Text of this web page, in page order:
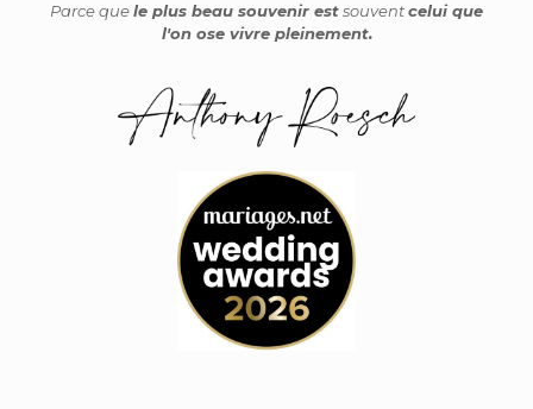
Parce quele plus beau souvenir estsouventcelui que
l'on ose vivre pleinement.